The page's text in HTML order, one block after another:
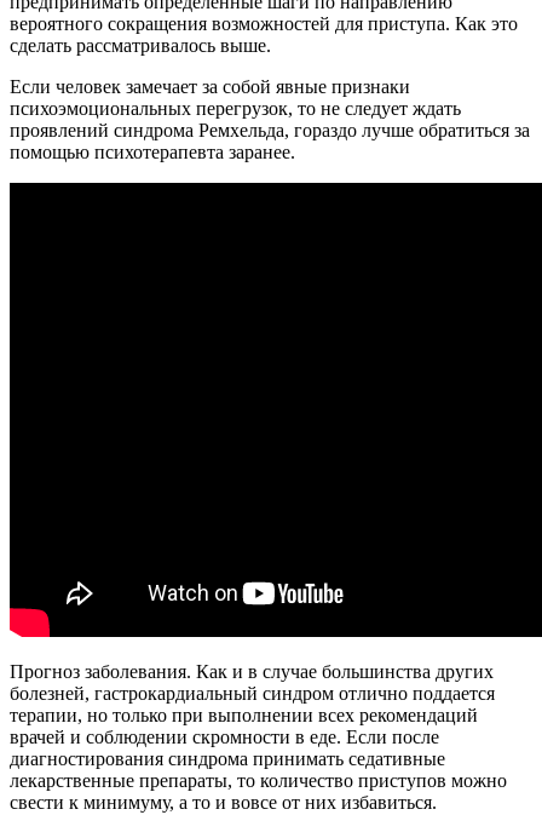
вероятного сокращения возможностей для приступа. Как это
сделать рассматривалось выше.
Если человек замечает за собой явные признаки
психоэмоциональных перегрузок, то не следует ждать
проявлений синдрома Ремхельда, гораздо лучше обратиться за
помощью психотерапевта заранее.
Прогноз заболевания. Как и в случае большинства других
болезней, гастрокардиальный синдром отлично поддается
терапии, но только при выполнении всех рекомендаций
врачей и соблюдении скромности в еде. Если после
диагностирования синдрома принимать седативные
лекарственные препараты, то количество приступов можно
свести к минимуму, а то и вовсе от них избавиться.